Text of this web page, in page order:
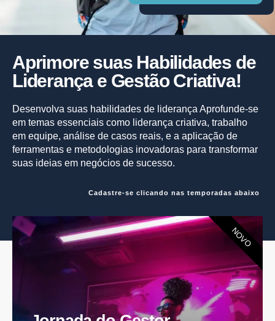
Aprimore suas Habilidades de
Liderança e Gestão Criativa!
Desenvolva suas habilidades de liderança Aprofunde-se
em temas essenciais como liderança criativa, trabalho
em equipe, análise de casos reais, e a aplicação de
ferramentas e metodologias inovadoras para transformar
suas ideias em negócios de sucesso.
Cadastre-se clicando nas temporadas abaixo
NOVO